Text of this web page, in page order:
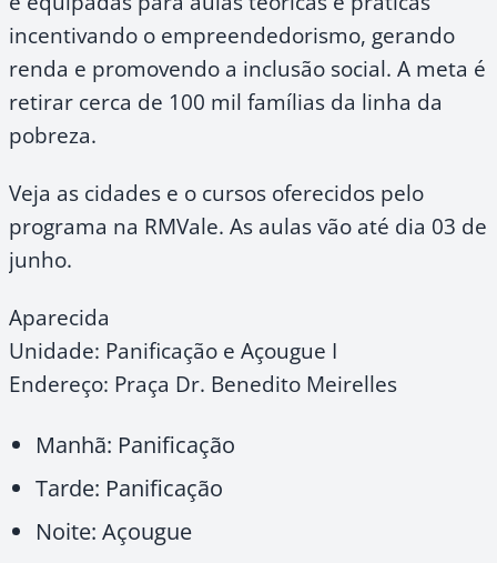
incentivando o empreendedorismo, gerando
renda e promovendo a inclusão social. A meta é
retirar cerca de 100 mil famílias da linha da
pobreza.
Veja as cidades e o cursos oferecidos pelo
programa na RMVale. As aulas vão até dia 03 de
junho.
Aparecida
Unidade: Panificação e Açougue I
Endereço: Praça Dr. Benedito Meirelles
Manhã: Panificação
Tarde: Panificação
Noite: Açougue